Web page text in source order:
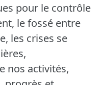
pour le contrôle
le fossé entre
les crises se
nos activités,